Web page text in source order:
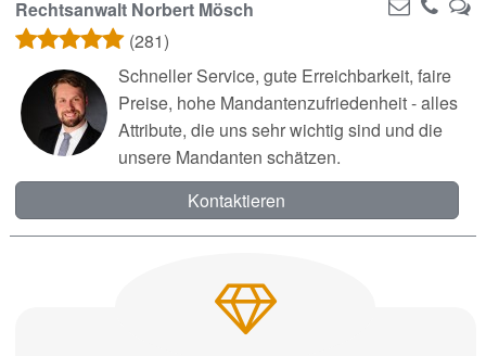
Rechtsanwalt Norbert Mösch
(281)
Schneller Service, gute Erreichbarkeit, faire
Preise, hohe Mandantenzufriedenheit - alles
Attribute, die uns sehr wichtig sind und die
unsere Mandanten schätzen.
Kontaktieren